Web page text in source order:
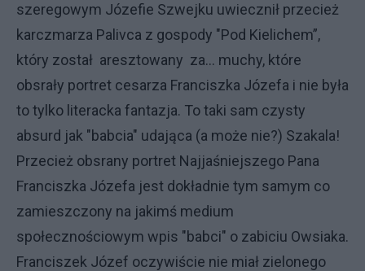
szeregowym Józefie Szwejku uwiecznił przecież
karczmarza Palivca z gospody "Pod Kielichem”,
który został aresztowany za... muchy, które
obsrały portret cesarza Franciszka Józefa i nie była
to tylko literacka fantazja. To taki sam czysty
absurd jak "babcia" udająca (a może nie?) Szakala!
Przecież obsrany portret Najjaśniejszego Pana
Franciszka Józefa jest dokładnie tym samym co
zamieszczony na jakimś medium
społecznościowym wpis "babci" o zabiciu Owsiaka.
Franciszek Józef oczywiście nie miał zielonego